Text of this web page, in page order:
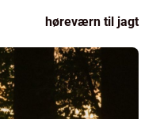
høreværn til jagt